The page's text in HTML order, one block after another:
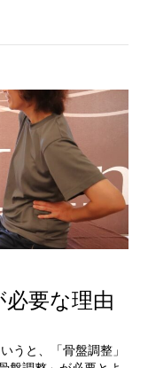
要な理由
うと、「骨盤調整」